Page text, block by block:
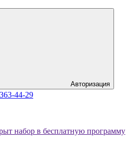
Авторизация
44-29
набор в бесплатную программу